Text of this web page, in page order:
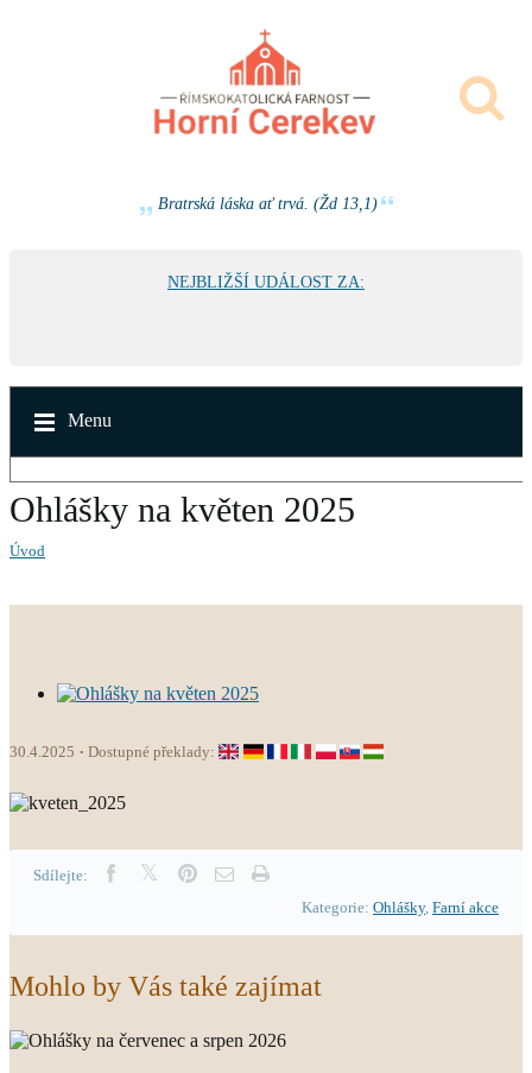
Bratrská láska ať trvá. (Žd 13,1)
NEJBLIŽŠÍ UDÁLOST ZA:
Menu
Ohlášky na květen 2025
Úvod
30.4.2025 Dostupné překlady:
Sdílejte:
Kategorie: Ohlášky, Farní akce
Mohlo by Vás také zajímat